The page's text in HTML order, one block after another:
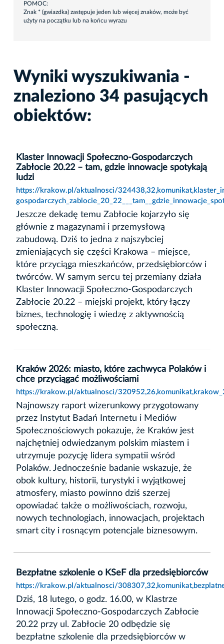
POMOC:
Znak * (gwiazdka) zastępuje jeden lub więcej znaków, może być
użyty na początku lub na końcu wyrazu
Wyniki wyszukiwania -
znaleziono 34 pasujących
obiektów:
Klaster Innowacji Społeczno-Gospodarczych
Zabłocie 20.22 – tam, gdzie innowacje spotykają
ludzi
https://krakow.pl/aktualnosci/
Jeszcze dekadę temu Zabłocie kojarzyło się
głównie z magazynami i przemysłową
zabudową. Dziś to jedna z najszybciej
zmieniających się części Krakowa – miejsce,
które przyciąga mieszkańców, przedsiębiorców i
twórców. W samym sercu tej przemiany działa
Klaster Innowacji Społeczno-Gospodarczych
Zabłocie 20.22 – miejski projekt, który łączy
biznes, technologię i wiedzę z aktywnością
społeczną.
Kraków 2026: miasto, które zachwyca Polaków i
chce przyciągać możliwościami
https://krakow.pl/aktualnosci/
Najnowszy raport wizerunkowy przygotowany
przez Instytut Badań Internetu i Mediów
Społecznościowych pokazuje, że Kraków jest
najchętniej odwiedzanym polskim miastem i
utrzymuje pozycję lidera sympatii wśród
Polaków. Jednocześnie badanie wskazuje, że
obok kultury, historii, turystyki i wyjątkowej
atmosfery, miasto powinno dziś szerzej
opowiadać także o możliwościach, rozwoju,
nowych technologiach, innowacjach, projektach
smart city i rosnącym potencjale biznesowym.
Bezpłatne szkolenie o KSeF dla przedsiębiorców
https://krakow.pl/aktualnosci/
Dziś, 18 lutego, o godz. 16.00, w Klastrze
Innowacji Społeczno-Gospodarczych Zabłocie
20.22 przy ul. Zabłocie 20 odbędzie się
bezpłatne szkolenie dla przedsiębiorców w